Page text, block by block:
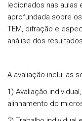
lecionados nas aulas
aprofundada sobre
TEM, difração e
análise dos
A avaliação inclui as
1) Avaliação
alinhamento do